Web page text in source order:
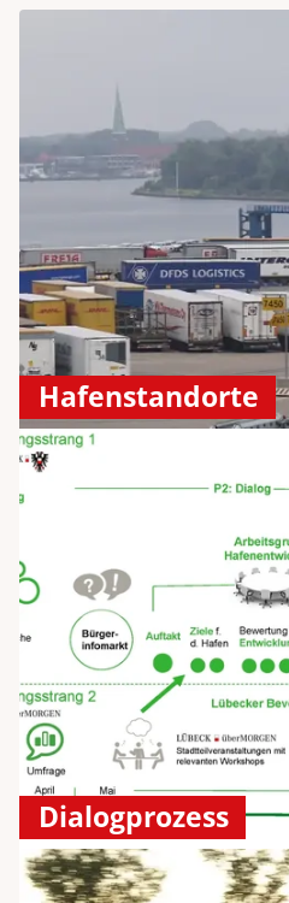
Hafenstandorte
Dialogprozess